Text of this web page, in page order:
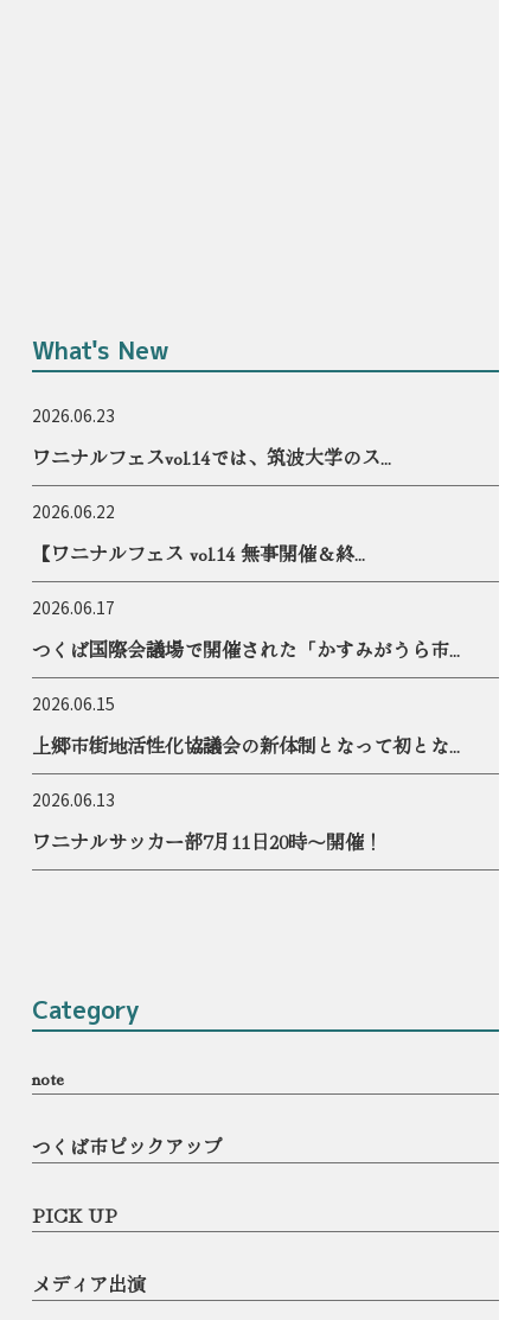
What's New
2026.06.23
ワニナルフェスvol.14では、筑波大学のス...
2026.06.22
【ワニナルフェス vol.14 無事開催＆終...
2026.06.17
つくば国際会議場で開催された「かすみがうら市...
2026.06.15
上郷市街地活性化協議会の新体制となって初とな...
2026.06.13
ワニナルサッカー部7月11日20時〜開催！
Category
note
つくば市ピックアップ
PICK UP
メディア出演